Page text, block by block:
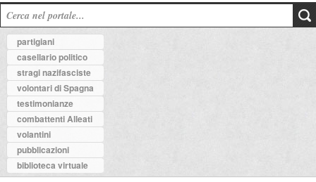
partigiani
casellario politico
stragi nazifasciste
volontari di Spagna
testimonianze
combattenti Alleati
volantini
pubblicazioni
biblioteca virtuale